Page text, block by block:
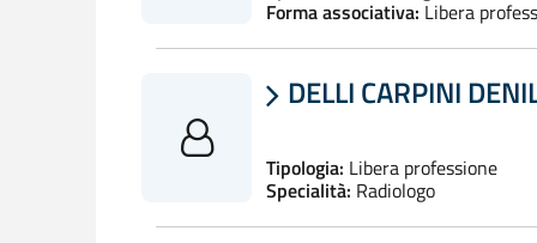
Forma associativa: Libera
 DELLI CARPINI
Tipologia: Libera professione
Specialità: Radiologo